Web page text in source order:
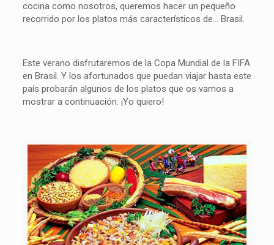
cocina como nosotros, queremos hacer un pequeño
recorrido por los platos más característicos de… Brasil.
Este verano disfrutaremos de la Copa Mundial de la FIFA
en Brasil. Y los afortunados que puedan viajar hasta este
país probarán algunos de los platos que os vamos a
mostrar a continuación. ¡Yo quiero!